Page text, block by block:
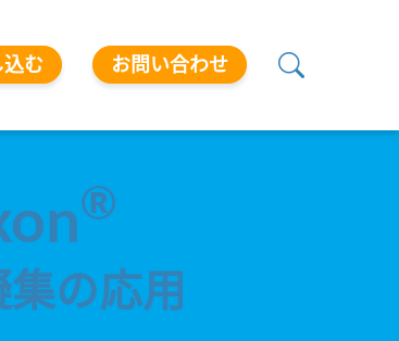
む お問い合わせ
®
の応用